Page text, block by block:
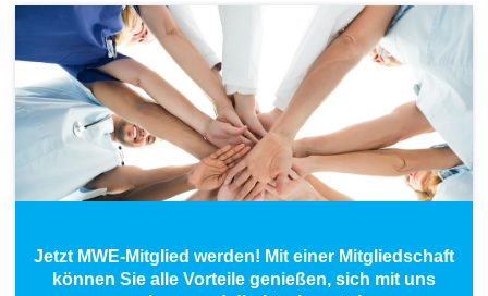
Jetzt MWE-Mitglied werden! Mit einer Mitgliedschaft
können Sie alle Vorteile genießen, sich mit uns